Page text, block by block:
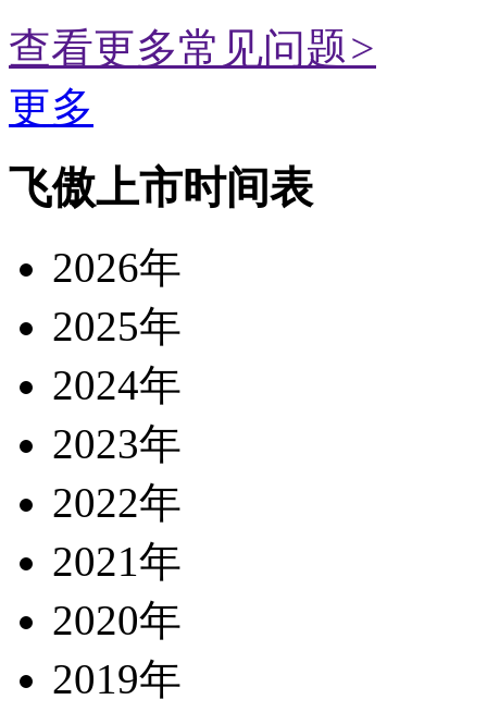
查看更多常见问题>
更多
飞傲上市时间表
2026年
2025年
2024年
2023年
2022年
2021年
2020年
2019年